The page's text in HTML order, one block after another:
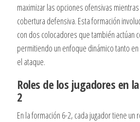
maximizar las opciones ofensivas
cobertura defensiva. Esta formación
con dos colocadores que también actúan
permitiendo un enfoque dinámico tanto
el ataque.
Roles de los jugadores en
2
En la formación 6-2, cada jugador tiene un